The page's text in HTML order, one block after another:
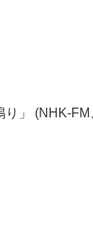
り」 (NHK-